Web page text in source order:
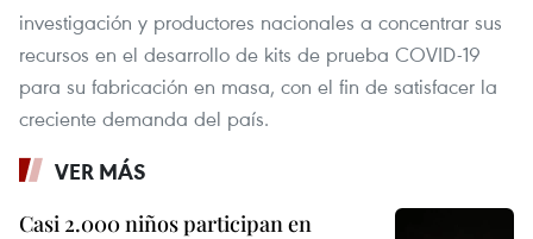
investigación y productores nacionales a concentrar sus
recursos en el desarrollo de kits de prueba COVID-19
para su fabricación en masa, con el fin de satisfacer la
creciente demanda del país.
VER MÁS
Casi 2.000 niños participan en